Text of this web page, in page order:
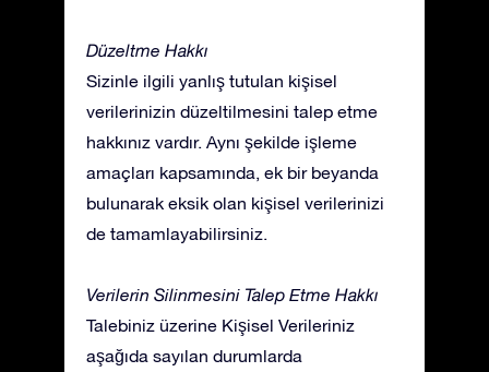
Düzeltme Hakkı
Sizinle ilgili yanlış tutulan kişisel
verilerinizin düzeltilmesini talep etme
hakkınız vardır. Aynı şekilde işleme
amaçları kapsamında, ek bir beyanda
bulunarak eksik olan kişisel verilerinizi
de tamamlayabilirsiniz.
Verilerin Silinmesini Talep Etme Hakkı
Talebiniz üzerine Kişisel Verileriniz
aşağıda sayılan durumlarda